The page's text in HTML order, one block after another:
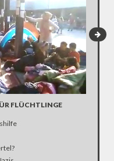
FLÜCHTLINGE